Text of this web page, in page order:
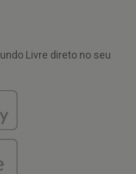
Livre direto no seu